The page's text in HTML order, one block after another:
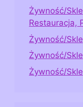
Żywność/
Restauracja,
Żywność/
Żywność/
Żywność/